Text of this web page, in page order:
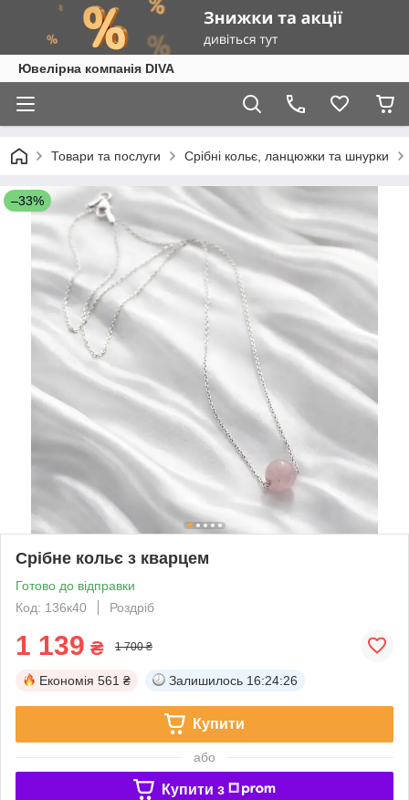
Ювелірна компанія DIVA
Товари та послуги Срібні кольє, ланцюжки та шнурки
–33%
Срібне кольє з кварцем
Готово до відправки
Код: 136к40
Роздріб
1 139 ₴ 1 700 ₴
Економія 561 ₴ Залишилось 16:24:25
Купити
або
Купити з